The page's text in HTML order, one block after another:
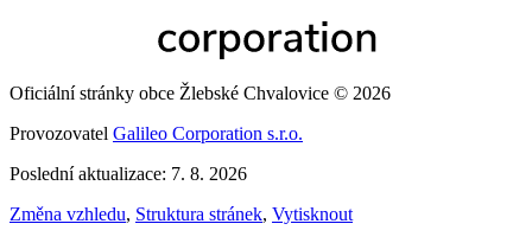
Oficiální stránky obce Žlebské Chvalovice © 2026
Provozovatel Galileo Corporation s.r.o.
Poslední aktualizace: 7. 8. 2026
Změna vzhledu, Struktura stránek, Vytisknout